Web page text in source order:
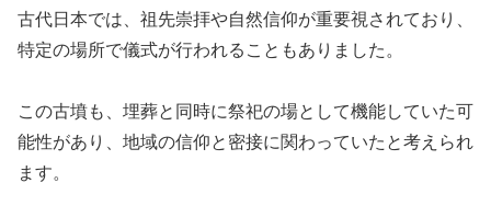
古代日本では、祖先崇拝や自然信仰が重要視されており、
特定の場所で儀式が行われることもありました。
この古墳も、埋葬と同時に祭祀の場として機能していた可
能性があり、地域の信仰と密接に関わっていたと考えられ
ます。